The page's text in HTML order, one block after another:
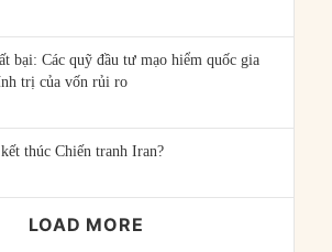
bại: Các quỹ đầu tư mạo hiểm quốc gia
trị của vốn rủi ro
thúc Chiến tranh Iran?
LOAD MORE